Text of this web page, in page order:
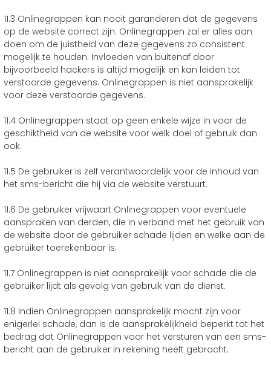
11.3 Onlinegrappen kan nooit garanderen dat de gegevens
op de website correct zijn. Onlinegrappen zal er alles aan
doen om de juistheid van deze gegevens zo consistent
mogelijk te houden. Invloeden van buitenaf door
bijvoorbeeld hackers is altijd mogelijk en kan leiden tot
verstoorde gegevens. Onlinegrappen is niet aansprakelijk
voor deze verstoorde gegevens.
11.4 Onlinegrappen staat op geen enkele wijze in voor de
geschiktheid van de website voor welk doel of gebruik dan
ook.
11.5 De gebruiker is zelf verantwoordelijk voor de inhoud van
het sms-bericht die hij via de website verstuurt.
11.6 De gebruiker vrijwaart Onlinegrappen voor eventuele
aanspraken van derden, die in verband met het gebruik van
de website door de gebruiker schade lijden en welke aan de
gebruiker toerekenbaar is.
11.7 Onlinegrappen is niet aansprakelijk voor schade die de
gebruiker lijdt als gevolg van gebruik van de dienst.
11.8 Indien Onlinegrappen aansprakelijk mocht zijn voor
enigerlei schade, dan is de aansprakelijkheid beperkt tot het
bedrag dat Onlinegrappen voor het versturen van een sms-
bericht aan de gebruiker in rekening heeft gebracht.